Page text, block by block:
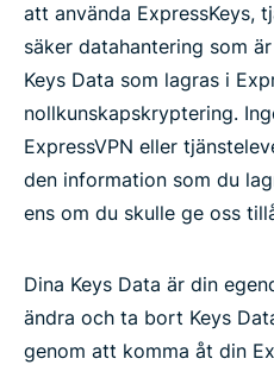
att använda ExpressKeys,
säker datahantering som
Keys Data som lagras i
nollkunskapskryptering.
ExpressVPN eller
den information som du
ens om du skulle ge oss
Dina Keys Data är din
ändra och ta bort Keys
genom att komma åt din